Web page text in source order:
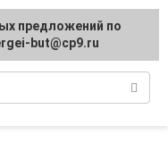
предложений по
but@cp9.ru